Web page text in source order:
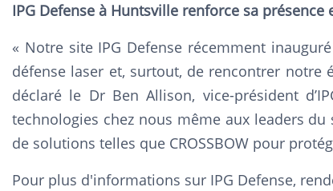
IPG Defense à Huntsville renforce sa
« Notre site IPG Defense récemment
défense laser et, surtout, de rencontrer notre
déclaré le Dr Ben Allison, vice-président
technologies chez nous même aux leaders
de solutions telles que CROSSBOW pour
Pour plus d'informations sur IPG Defense,